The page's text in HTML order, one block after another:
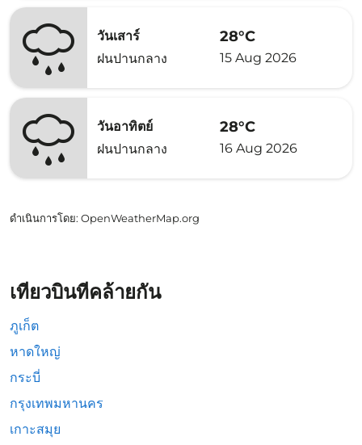
วันเสาร์
ฝนปานกลาง
28°C
15 Aug 2026
วันอาทิตย์
ฝนปานกลาง
28°C
16 Aug 2026
ดำเนินการโดย: OpenWeatherMap.org
เที่ยวบินที่คล้ายกัน
ภูเก็ต
หาดใหญ่
กระบี่
กรุงเทพมหานคร
เกาะสมุย